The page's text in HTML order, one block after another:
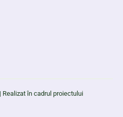
Realizat în cadrul proiectului